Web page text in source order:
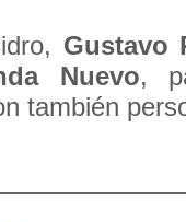
Gustavo
Nuevo,
también